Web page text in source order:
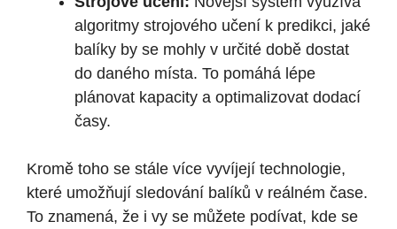
algoritmy strojového učení k predikci, jaké
balíky by se mohly v určité době dostat
do daného místa. To pomáhá lépe
plánovat kapacity a optimalizovat dodací
časy.
Kromě toho se stále více vyvíjejí technologie,
které umožňují sledování balíků v reálném čase.
To znamená, že i vy se můžete podívat, kde se